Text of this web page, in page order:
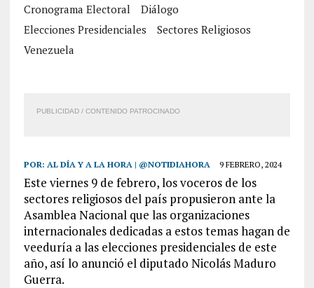
Cronograma Electoral
Diálogo
Elecciones Presidenciales
Sectores Religiosos
Venezuela
PUBLICIDAD / CONTENIDO PATROCINADO
POR: AL DÍA Y A LA HORA | @NOTIDIAHORA 9 FEBRERO, 2024
Este viernes 9 de febrero, los voceros de los
sectores religiosos del país propusieron ante la
Asamblea Nacional que las organizaciones
internacionales dedicadas a estos temas hagan de
veeduría a las elecciones presidenciales de este
año, así lo anunció el diputado Nicolás Maduro
Guerra.